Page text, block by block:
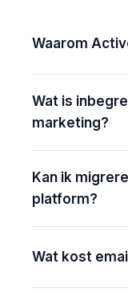
Waarom
Wat is
marketing?
Kan ik
platform?
Wat kost